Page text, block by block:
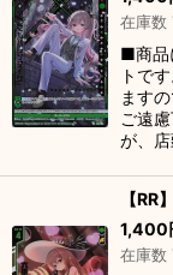
在庫数
■商品
トで
ます
ご遠
が、
【
1,400
在庫数